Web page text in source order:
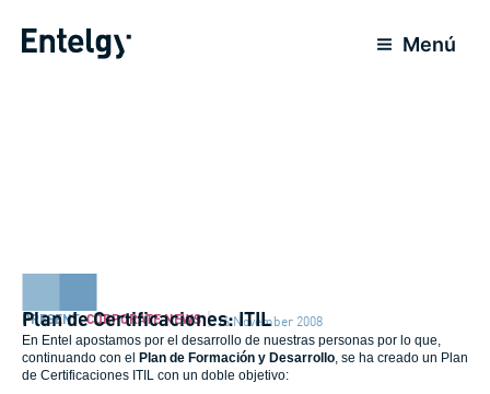
Menú
PRESENT,CORPORATE NEWS 16 November 2008
Plan de Certificaciones: ITIL
En Entel apostamos por el desarrollo de nuestras personas por lo que,
continuando con el
Plan de Formación y Desarrollo, se ha creado un Plan
de Certificaciones ITIL con un doble objetivo: